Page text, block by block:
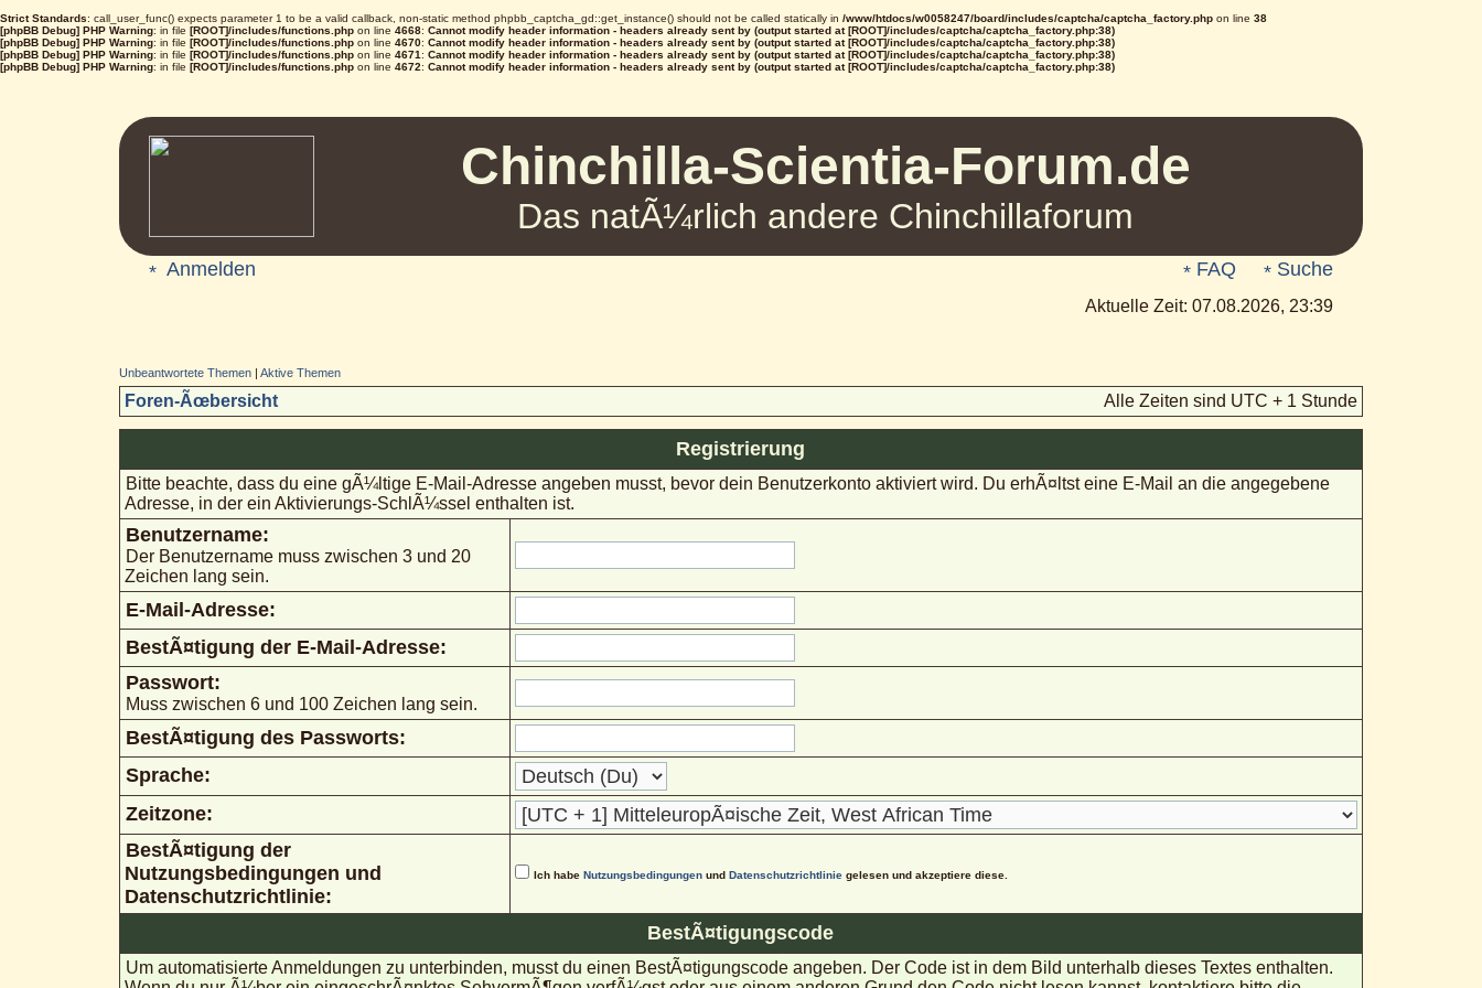
Strict Standards: call_user_func() expects parameter 1 to be a valid callback, non-static method phpbb_captcha_gd::get_instance() should not be called statically in /www/htdocs/w0058247/board/includes/captcha/captcha_factory.php on line 38
[phpBB Debug] PHP Warning: in file [ROOT]/includes/functions.php on line 4668: Cannot modify header information - headers already sent by (output started at [ROOT]/includes/captcha/captcha_factory.php:38)
[phpBB Debug] PHP Warning: in file [ROOT]/includes/functions.php on line 4670: Cannot modify header information - headers already sent by (output started at [ROOT]/includes/captcha/captcha_factory.php:38)
[phpBB Debug] PHP Warning: in file [ROOT]/includes/functions.php on line 4671 : Cannot modify header information - headers already sent by (output started at [ROOT]/includes/captcha/captcha_factory.php:38)
[phpBB Debug] PHP Warning: in file [ROOT]/includes/functions.php on line 4672: Cannot modify header information - headers already sent by (output started at [ROOT]/includes/captcha/captcha_factory.php:38)
Chinchilla-Scientia-Forum.de
Das natÃ¼rlich andere Chinchillaforum
Anmelden FAQ Suche
Aktuelle Zeit: 07.08.2026, 23:39
Unbeantwortete Themen| Aktive Themen
Foren-Ãœbersicht Alle Zeiten sind UTC + 1 Stunde
Registrierung
Bitte beachte, dass du eine gÃ¼ltige E-Mail-Adresse angeben musst, bevor dein Benutzerkonto aktiviert wird. Du erhÃ¤ltst eine E-Mail an die angegebene
Adresse, in der ein Aktivierungs-SchlÃ¼ssel enthalten ist.
Benutzername:
Der Benutzername muss zwischen 3 und 20
Zeichen lang sein.
E-Mail-Adresse:
BestÃ¤tigung der E-Mail-Adresse:
Passwort:
Muss zwischen 6 und 100 Zeichen lang sein.
BestÃ¤tigung des Passworts:
Sprache:
Zeitzone:
BestÃ¤tigung der
Nutzungsbedingungen und
Datenschutzrichtlinie:
Ich habe Nutzungsbedingungenund Datenschutzrichtliniegelesen und akzeptiere diese.
BestÃ¤tigungscode
Um automatisierte Anmeldungen zu unterbinden, musst du einen BestÃ¤tigungscode angeben. Der Code ist in dem Bild unterhalb dieses Textes enthalten.